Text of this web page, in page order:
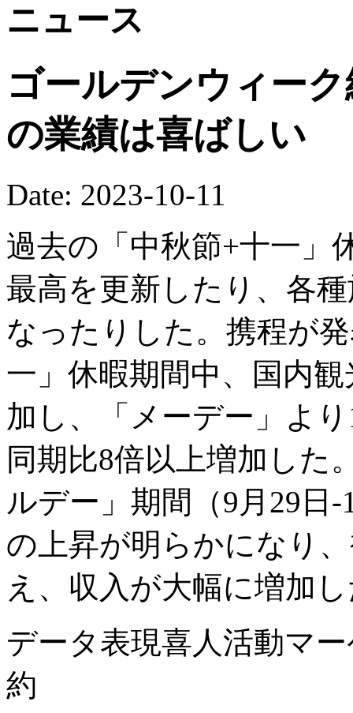
ニュース
ゴールデンウィー
の業績は喜ばしい
Date: 2023-10-11
過去の「中秋節+十一」
最高を更新したり、各
なったりした。携程が
一」休暇期間中、国内
加し、「メーデー」よ
同期比8倍以上増加した
ルデー」期間（9月29日
の上昇が明らかになり
え、収入が大幅に増加
データ表現喜人活動マ
約